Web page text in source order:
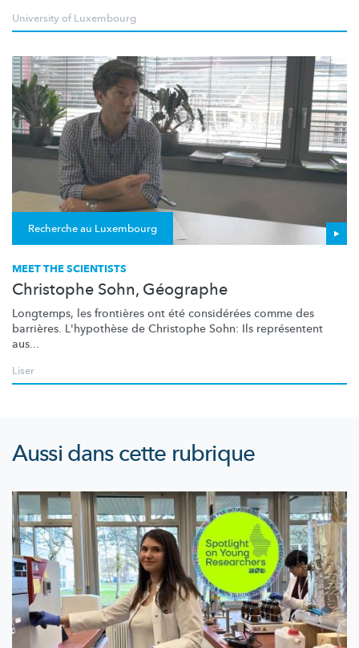
University of Luxembourg
Recherche au Luxembourg
MEET THE SCIENTISTS
Christophe Sohn, Géographe
Longtemps, les frontières ont été considérées comme des
barrières. L'hypothèse de Christophe Sohn: Ils représentent
aus...
Liser
Aussi dans cette rubrique